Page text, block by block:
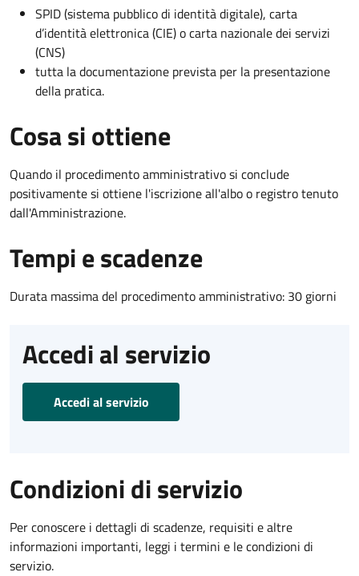
SPID (sistema pubblico di identità digitale), carta
d’identità elettronica (CIE) o carta nazionale dei servizi
(CNS)
tutta la documentazione prevista per la presentazione
della pratica.
Cosa si ottiene
Quando il procedimento amministrativo si conclude
positivamente si ottiene l'iscrizione all'albo o registro tenuto
dall'Amministrazione.
Tempi e scadenze
Durata massima del procedimento amministrativo: 30 giorni
Accedi al servizio
Accedi al servizio
Condizioni di servizio
Per conoscere i dettagli di scadenze, requisiti e altre
informazioni importanti, leggi i termini e le condizioni di
servizio.